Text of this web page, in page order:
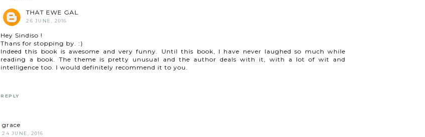
THAT EWE GAL
26 JUNE, 2016
Hey Sindiso !
Thans for stopping by. :)
Indeed this book is awesome and very funny. Until this book, I have never laughed so much while
reading a book. The theme is pretty unusual and the author deals with it, with a lot of wit and
intelligence too. I would definitely recommend it to you.
REPLY
grace
24 JUNE, 2016